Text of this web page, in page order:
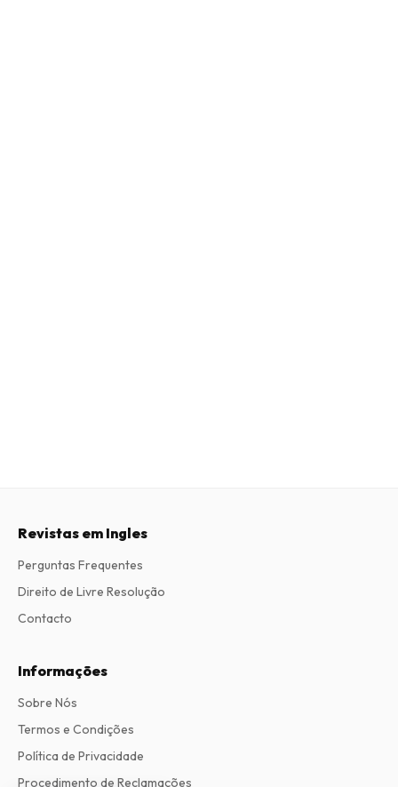
Revistas em Ingles
Perguntas Frequentes
Direito de Livre Resolução
Contacto
Informações
Sobre Nós
Termos e Condições
Política de Privacidade
Procedimento de Reclamações